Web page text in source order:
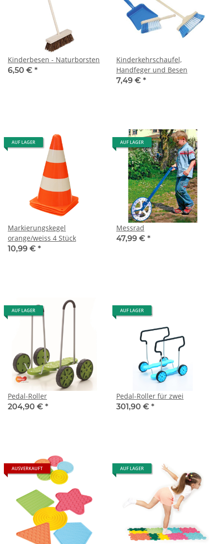
Kinderbesen - Naturborsten
6,50 € *
Kinderkehrschaufel,
Handfeger und Besen
7,49 € *
AUF LAGER
Markierungskegel
orange/weiss 4 Stück
10,99 € *
AUF LAGER
Messrad
47,99 € *
AUF LAGER
Pedal-Roller
204,90 € *
AUF LAGER
Pedal-Roller für zwei
301,90 € *
AUSVERKAUFT AUF LAGER